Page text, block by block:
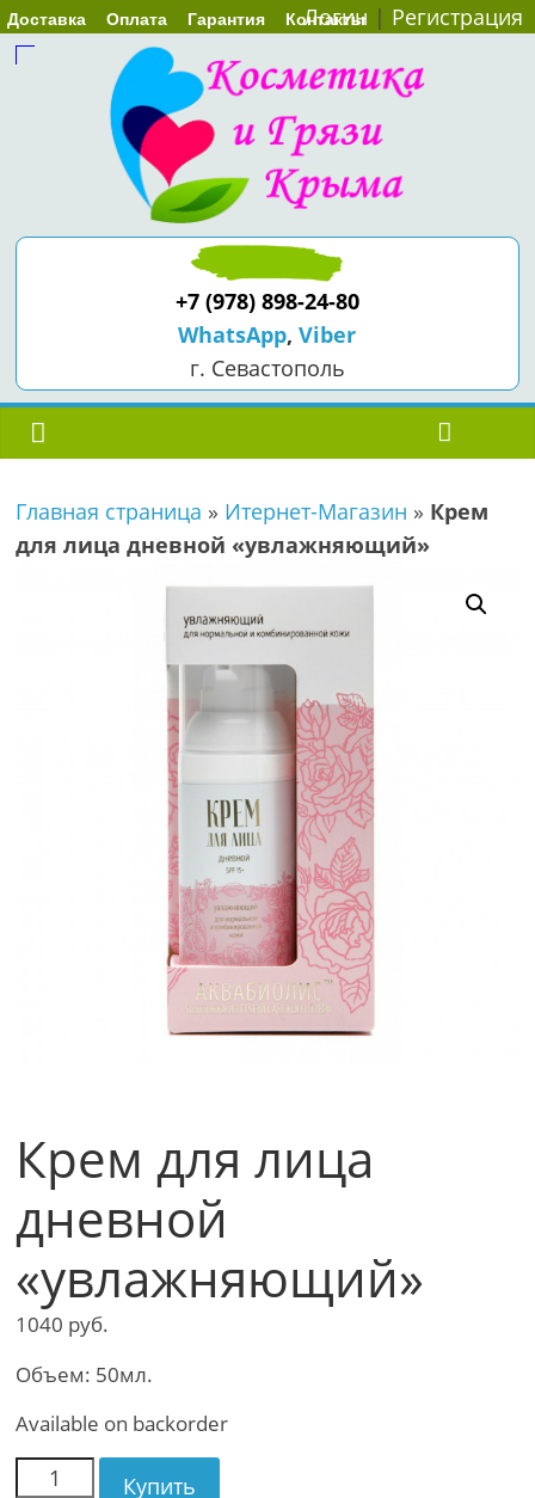
Доставка Оплата Гарантия Контакты
Логин | Регистрация
+7 (978) 898-24-80
WhatsApp,Viber
г. Севастополь
Главная страница » Итернет-Магазин » Крем
для лица дневной «увлажняющий»
Крем для лица
дневной
«увлажняющий»
1040 руб.
Объем: 50мл.
Available on backorder
Купить